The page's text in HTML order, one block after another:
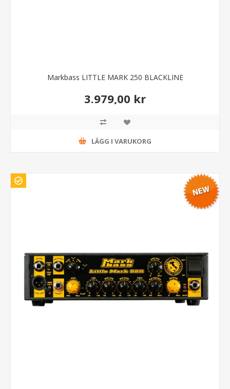
Markbass LITTLE MARK 250 BLACKLINE
3.979,00 kr
LÄGG I VARUKORG